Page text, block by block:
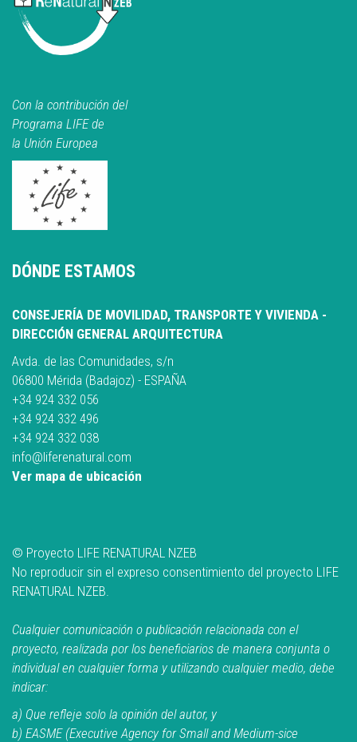
Con la contribución del
Programa LIFE de
la Unión Europea
DÓNDE ESTAMOS
CONSEJERÍA DE MOVILIDAD, TRANSPORTE Y VIVIENDA -
DIRECCIÓN GENERAL ARQUITECTURA
Avda. de las Comunidades, s/n
06800 Mérida (Badajoz) - ESPAÑA
+34 924 332 056
+34 924 332 496
+34 924 332 038
info@liferenatural.com
Ver mapa de ubicación
© Proyecto LIFE RENATURAL NZEB
No reproducir sin el expreso consentimiento del proyecto LIFE
RENATURAL NZEB.
Cualquier comunicación o publicación relacionada con el
proyecto, realizada por los beneficiarios de manera conjunta o
individual en cualquier forma y utilizando cualquier medio, debe
indicar:
a) Que refleje solo la opinión del autor, y
b) EASME (Executive Agency for Small and Medium-sice